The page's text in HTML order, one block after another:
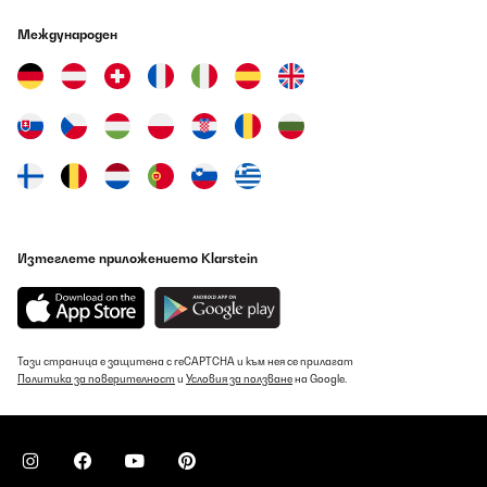
Международен
Изтеглете приложението Klarstein
Тази страница е защитена с reCAPTCHA и към нея се прилагат
Политика за поверителност и Условия за ползванена Google.